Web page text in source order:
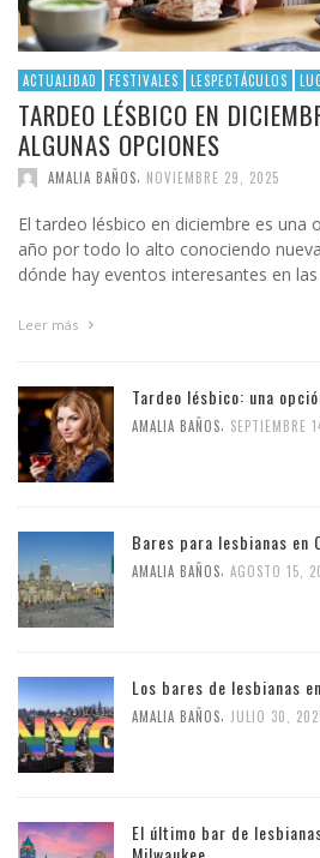
ACTUALIDAD FESTIVALES LESPECTÁCULOS
TARDEO LÉSBICO EN
ALGUNAS OPCIONES
AMALIA BAÑOS NOVIEMBRE 29, 2025
El tardeo lésbico en diciembre es una
año por todo lo alto conociendo
dónde hay eventos interesantes en
Leer más
Tardeo lésbico: una
AMALIA BAÑOS SEPTIEMBRE
Bares para lesbianas en
AMALIA BAÑOS AGOSTO 15,
Los bares de lesbianas
AMALIA BAÑOS JULIO 30,
El último bar de